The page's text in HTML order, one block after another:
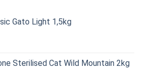
Gato Light 1,5kg
Sterilised Cat Wild Mountain 2kg